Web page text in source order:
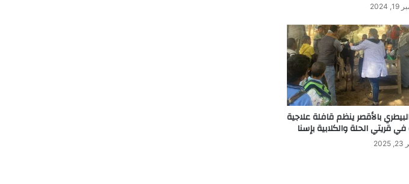
بالأقصر ينظم قافلة علاجية
قريتي الحلة والكلابية بإسنا